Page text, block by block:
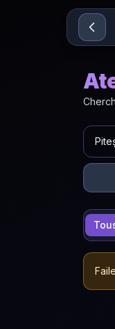
Sari la conținut